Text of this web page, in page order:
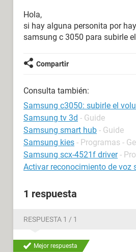
Hola,
si hay alguna personita por
samsung c 3050 para subirle
Compartir
Consulta también:
Samsung c3050: subirle el
Samsung tv 3d - Guide
Samsung smart hub - Guide
Samsung kies - Programas -
Samsung scx-4521f driver -
Activar reconocimiento de voz
1 respuesta
RESPUESTA 1 / 1
Mejor respuesta